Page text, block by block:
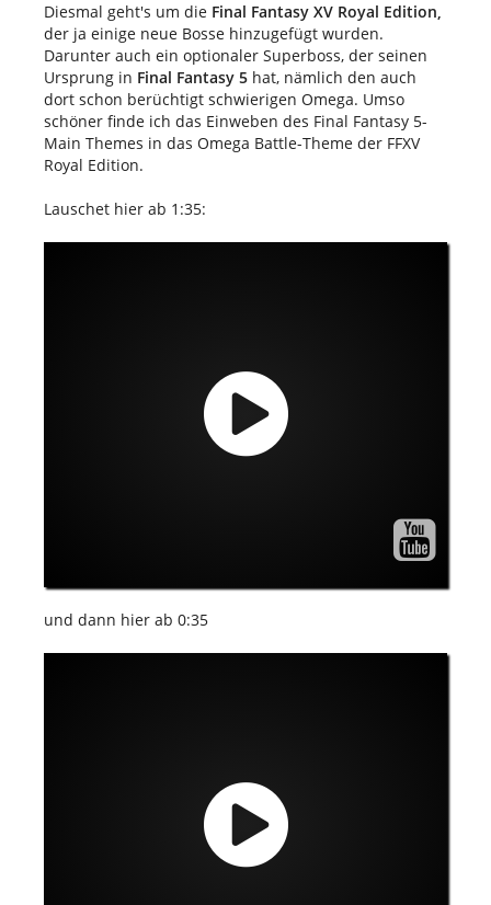
Diesmal geht's um die Final Fantasy XV Royal Edition,
der ja einige neue Bosse hinzugefügt wurden.
Darunter auch ein optionaler Superboss, der seinen
Ursprung in Final Fantasy 5 hat, nämlich den auch
dort schon berüchtigt schwierigen Omega. Umso
schöner finde ich das Einweben des Final Fantasy 5-
Main Themes in das Omega Battle-Theme der FFXV
Royal Edition.
Lauschet hier ab 1:35:
und dann hier ab 0:35